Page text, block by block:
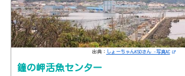
出典： しょーちゃんKSDさん -写真AC
鐘の岬活魚センター